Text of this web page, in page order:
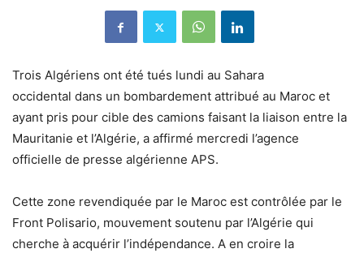
Trois Algériens ont été tués lundi au Sahara
occidental dans un bombardement attribué au Maroc et
ayant pris pour cible des camions faisant la liaison entre la
Mauritanie et l’Algérie, a affirmé mercredi l’agence
officielle de presse algérienne APS.
Cette zone revendiquée par le Maroc est contrôlée par le
Front Polisario, mouvement soutenu par l’Algérie qui
cherche à acquérir l’indépendance. A en croire la